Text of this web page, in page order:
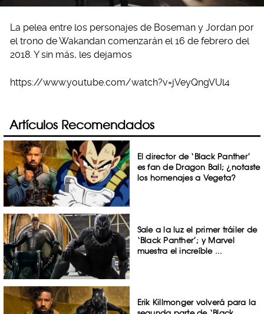
La pelea entre los personajes de Boseman y Jordan por
el trono de Wakandan comenzarán el 16 de febrero del
2018. Y sin más, les dejamos
https://www.youtube.com/watch?v=jVeyQngVUl4
Artículos Recomendados
El director de ‘Black Panther’
es fan de Dragon Ball; ¿notaste
los homenajes a Vegeta?
Sale a la luz el primer tráiler de
‘Black Panther’; y Marvel
muestra el increíble ...
Erik Killmonger volverá para la